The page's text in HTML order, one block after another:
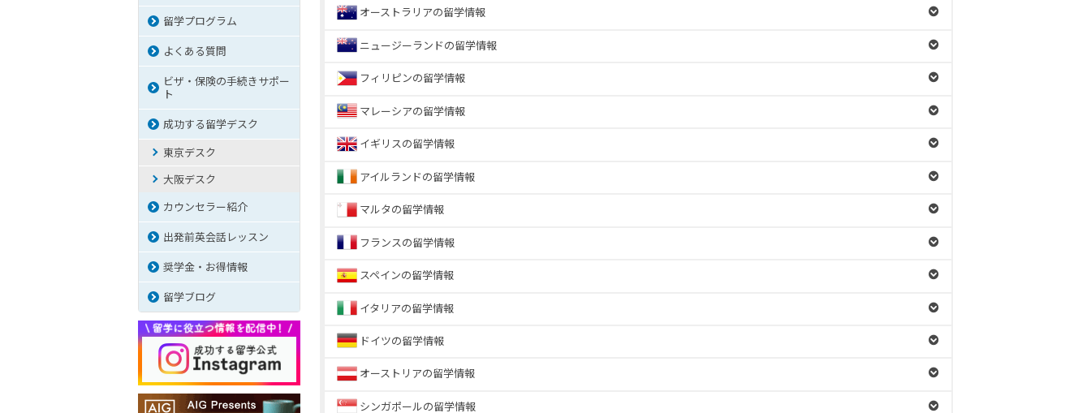
オーストラリアの留学情報
ニュージーランドの留学情報
フィリピンの留学情報
マレーシアの留学情報
イギリスの留学情報
アイルランドの留学情報
マルタの留学情報
フランスの留学情報
スペインの留学情報
イタリアの留学情報
ドイツの留学情報
オーストリアの留学情報
シンガポールの留学情報
留学プログラム
よくある質問
ビザ・保険の手続きサポー
ト
成功する留学デスク
東京デスク
大阪デスク
カウンセラー紹介
出発前英会話レッスン
奨学金・お得情報
留学ブログ